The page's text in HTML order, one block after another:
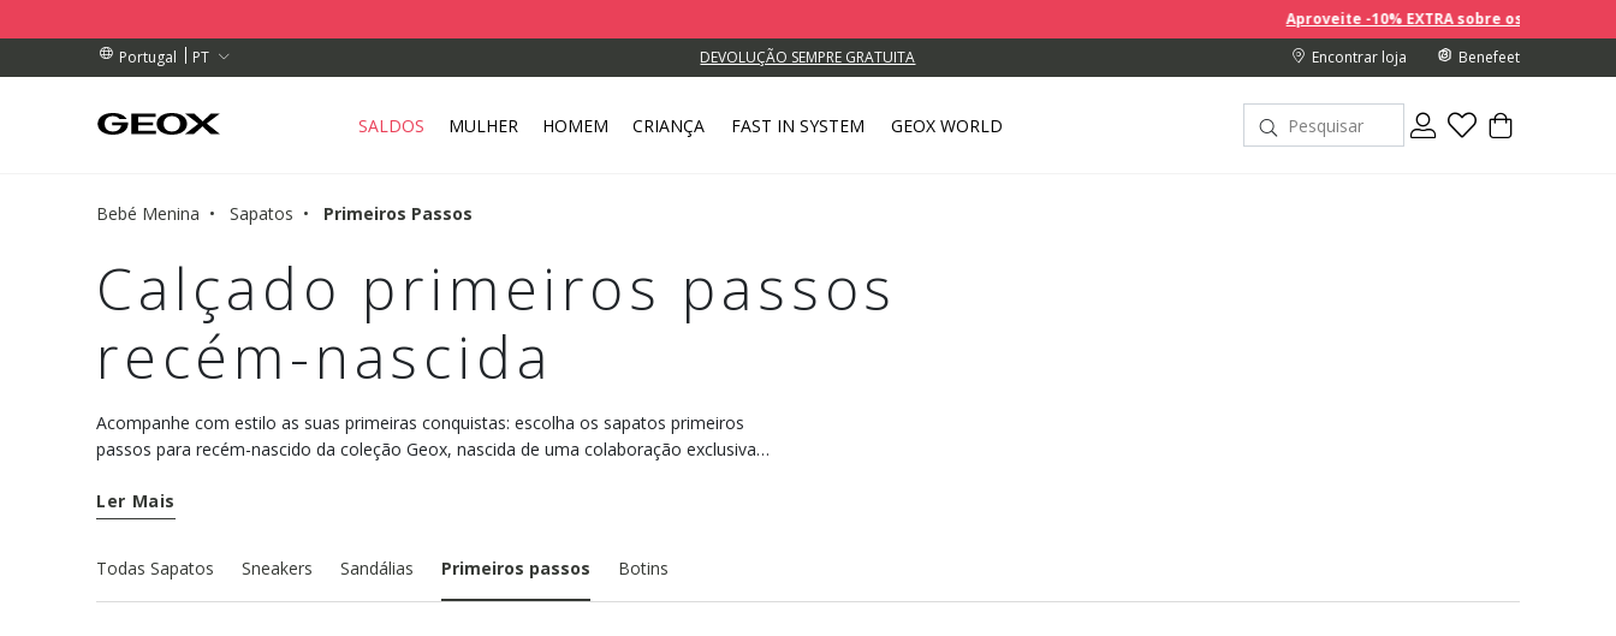
Aproveite -10% EXTRA sobre os preços com desconto na
Portugal
PT
ACIMA DE 89,00 € DEVOLUÇÃO SEMPRE GRATUITA
RECOLHA PERTO DE SI.
ACIMA DE 89,00 € Encontrar loja Benefeet
SALDOS MULHER HOMEM CRIANÇA FAST IN SYSTEM GEOX WORLD
Bebé Menina Sapatos Primeiros Passos
Calçado primeiros passos
recém-nascida
Acompanhe com estilo as suas primeiras conquistas: escolha os sapatos primeiros
passos para recém-nascido da coleção Geox, nascida de uma colaboração exclusiva
linha foi projetada para satisfazer as exigências dos pés em crescimento e adaptar-se
Ler Mais
Todas Sapatos Sneakers Sandálias Primeiros passos Botins